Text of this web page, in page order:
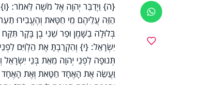
ווטסאפ
{ה} וַיְדַבֵּר יְהוָה אֶל מֹשֶׁה לֵּאמֹר:
הַזֵּה עֲלֵיהֶם מֵי חַטָּאת וְהֶעֱבִירוּ
בְּלוּלָה בַשָּׁמֶן וּפַר שֵׁנִי בֶן בָּקָר
יִשְׂרָאֵל: {י} וְהִקְרַבְתָּ אֶת הַלְוִיִּם
תְּנוּפָה לִפְנֵי יְהוָה מֵאֵת בְּנֵי
וַעֲשֵׂה אֶת הָאֶחָד חַטָּאת וְאֶת הָאֶחָד